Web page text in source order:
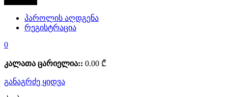
პაროლის აღდგენა
რეგისტრაცია
0
კალათა ცარიელია:: 0.00 ₾
განაგრძე ყიდვა